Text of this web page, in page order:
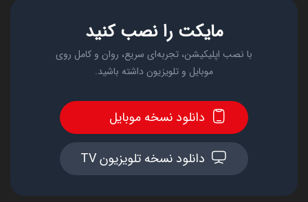
مایکت را نصب کنید
با نصب اپلیکیشن، تجربه‌ای سریع، روان و کامل روی
موبایل و تلویزیون داشته باشید.
دانلود نسخه موبایل
دانلود نسخه تلویزیون TV